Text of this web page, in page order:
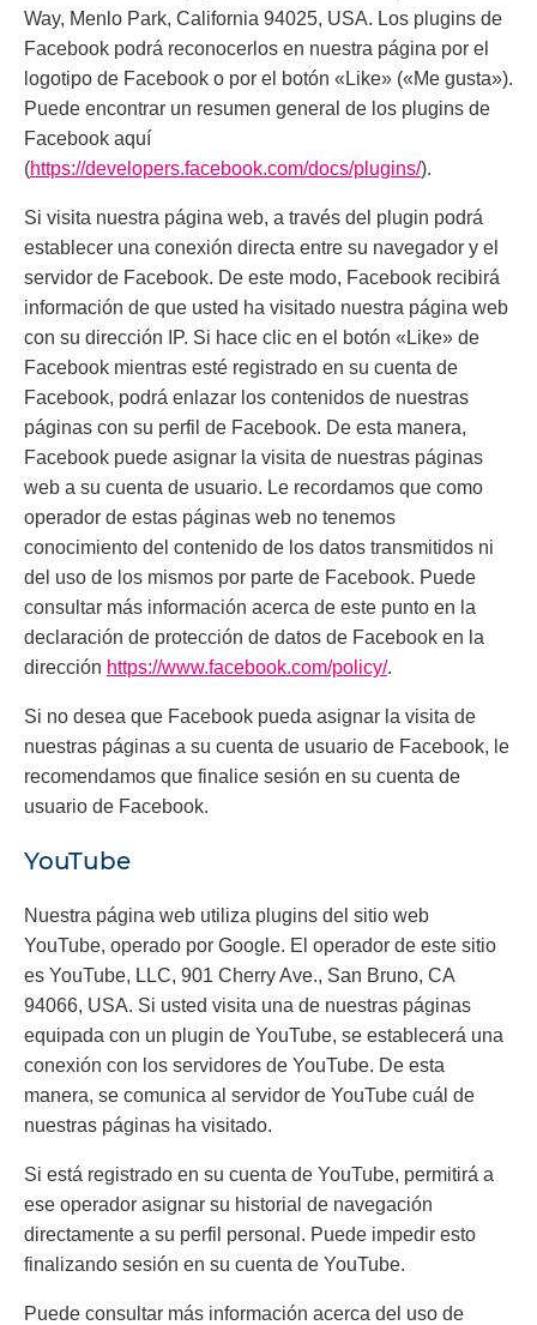
Way, Menlo Park, California 94025, USA. Los plugins de
Facebook podrá reconocerlos en nuestra página por el
logotipo de Facebook o por el botón «Like» («Me gusta»).
Puede encontrar un resumen general de los plugins de
Facebook aquí
(https://developers.facebook.com/docs/plugins/).
Si visita nuestra página web, a través del plugin podrá
establecer una conexión directa entre su navegador y el
servidor de Facebook. De este modo, Facebook recibirá
información de que usted ha visitado nuestra página web
con su dirección IP. Si hace clic en el botón «Like» de
Facebook mientras esté registrado en su cuenta de
Facebook, podrá enlazar los contenidos de nuestras
páginas con su perfil de Facebook. De esta manera,
Facebook puede asignar la visita de nuestras páginas
web a su cuenta de usuario. Le recordamos que como
operador de estas páginas web no tenemos
conocimiento del contenido de los datos transmitidos ni
del uso de los mismos por parte de Facebook. Puede
consultar más información acerca de este punto en la
declaración de protección de datos de Facebook en la
dirección https://www.facebook.com/policy/.
Si no desea que Facebook pueda asignar la visita de
nuestras páginas a su cuenta de usuario de Facebook, le
recomendamos que finalice sesión en su cuenta de
usuario de Facebook.
YouTube
Nuestra página web utiliza plugins del sitio web
YouTube, operado por Google. El operador de este sitio
es YouTube, LLC, 901 Cherry Ave., San Bruno, CA
94066, USA. Si usted visita una de nuestras páginas
equipada con un plugin de YouTube, se establecerá una
conexión con los servidores de YouTube. De esta
manera, se comunica al servidor de YouTube cuál de
nuestras páginas ha visitado.
Si está registrado en su cuenta de YouTube, permitirá a
ese operador asignar su historial de navegación
directamente a su perfil personal. Puede impedir esto
finalizando sesión en su cuenta de YouTube.
Puede consultar más información acerca del uso de